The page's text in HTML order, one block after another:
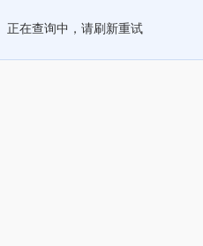
正在查询中，请刷新重试